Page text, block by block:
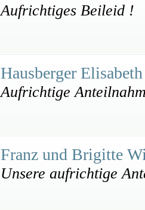
Aufrichtiges Beileid !
Hausberger
Aufrichtige
Franz und Brigitte
Unsere aufrichtige